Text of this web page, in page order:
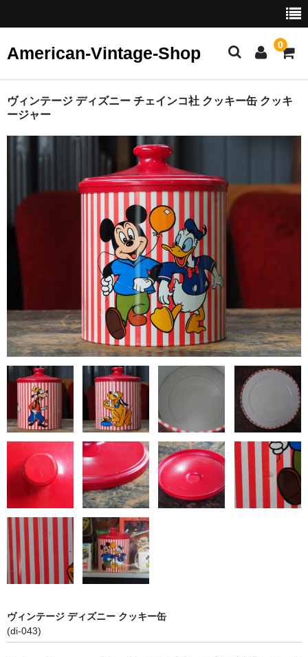
American-Vintage-Shop 0
ホーム
ヴィンテージ ジュエリー
イヤリング
ブレスレット・バングル
カフリンクス
ヴィンテージ ディズニー
ヴィンテージ雑貨
ショッピングガイド
お問い合わせ
ブログ
SOLD OUT
ヴィンテージジュエリー
ヴィンテージディズニー
ヴィンテージ ディズニー チェインコ社 クッキー缶 クッキ
ージャー
ヴィンテージ ディズニー クッキー缶
(di-043)